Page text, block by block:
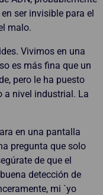
ser invisible para el
malo.
Vivimos en una
es más fina que un
pero le ha puesto
a nivel industrial. La
en una pantalla
pregunta que solo
de que el
detección de
mi `yo